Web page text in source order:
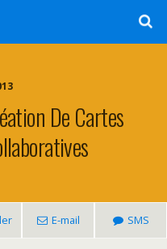
De Cartes
E-mail SMS